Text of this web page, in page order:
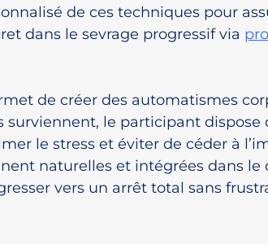
de ces techniques pour
dans le sevrage progressif via
de créer des automatismes
surviennent, le participant dispose
le stress et éviter de céder à
naturelles et intégrées dans le
vers un arrêt total sans